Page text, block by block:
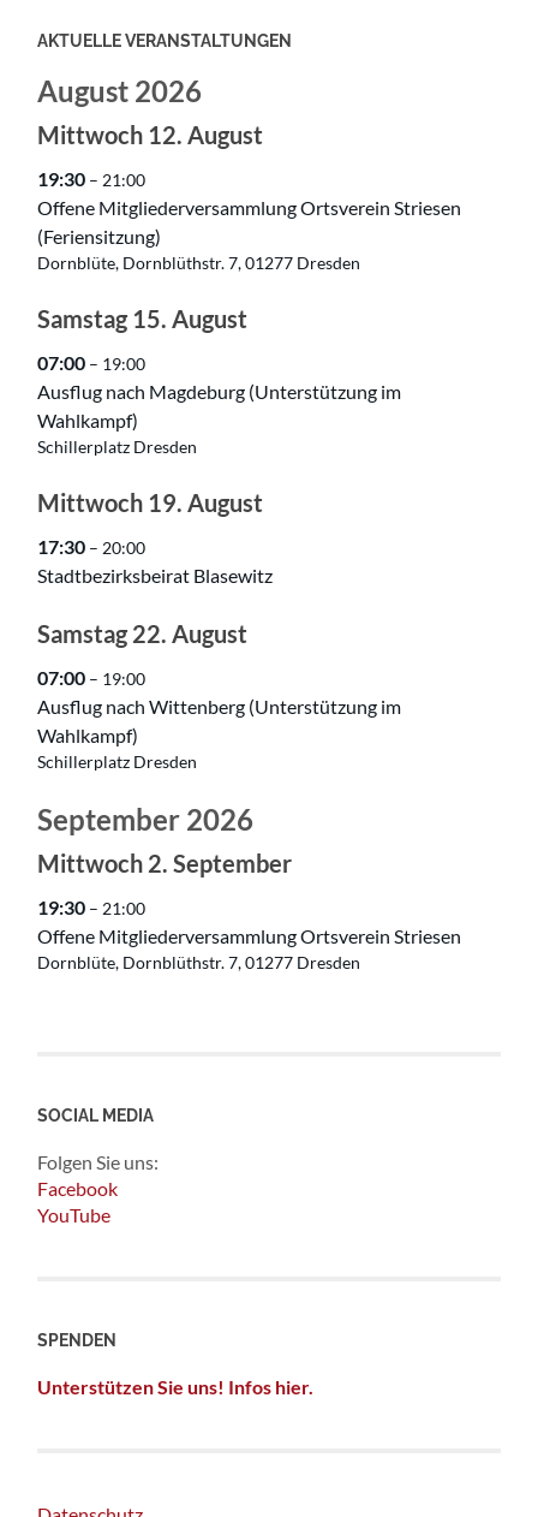
AKTUELLE VERANSTALTUNGEN
August 2026
Mittwoch 12. August
19:30 – 21:00
Offene Mitgliederversammlung Ortsverein Striesen
(Feriensitzung)
Dornblüte, Dornblüthstr. 7, 01277 Dresden
Samstag 15. August
07:00 – 19:00
Ausflug nach Magdeburg (Unterstützung im
Wahlkampf)
Schillerplatz Dresden
Mittwoch 19. August
17:30 – 20:00
Stadtbezirksbeirat Blasewitz
Samstag22. August
07:00 – 19:00
Ausflug nach Wittenberg (Unterstützung im
Wahlkampf)
Schillerplatz Dresden
September 2026
Mittwoch 2. September
19:30 – 21:00
Offene Mitgliederversammlung Ortsverein Striesen
Dornblüte, Dornblüthstr. 7, 01277 Dresden
SOCIAL MEDIA
Folgen Sie uns:
Facebook
YouTube
SPENDEN
Unterstützen Sie uns! Infos hier.